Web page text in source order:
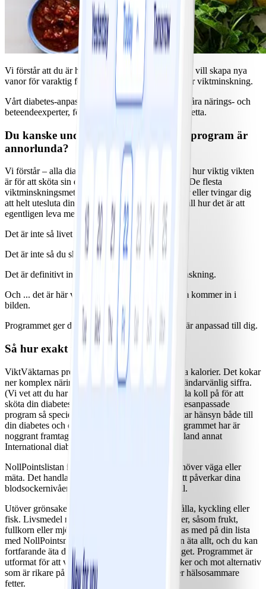
Vi förstår att du är här för att nå dina hälsomål. Du vill skapa nya
vanor för varaktig förändring. Du vill ha en hållbar viktminskning.
Vårt diabetes-anpassade program är utformat av våra närings- och
beteendeexperter, för att hjälpa dig att uppnå allt detta.
Du kanske undrar på vilket sätt detta program är
annorlunda?
Vi förstår – alla diabetiker får höra samma råd om hur viktig vikten
är för att sköta sin diabetes. Men saken är denna: De flesta
viktminskningsmetoder, som innebär strikta dieter eller tvingar dig
att helt utesluta dina favoriträtter, tar inte hänsyn till hur det är att
egentligen leva med diabetes.
Det är inte så livet ser ut i verkligheten.
Det är inte så du skapar varaktiga vanor.
Det är definitivt inte så du uppnår hållbar viktminskning.
Och ... det är här vårt diabetesanpassade program kommer in i
bilden.
Programmet ger dig en viktminskningsplan som är anpassad till dig.
Så hur exakt fungerar det?
ViktVäktarnas program gör mer än att bara räkna kalorier. Det kokar
ner komplex näringsinformation till en enda användarvänlig siffra.
(Vi vet att du har tillräckligt många siffror att hålla koll på för att
sköta din diabetes.) Men det som gör vårt diabetesanpassade
program så speciellt är vår NollPointslista, som tar hänsyn både till
din diabetes och dina unika kostpreferenser. Programmet har är
noggrant framtaget för diabetiker och stöds av bland annat
International diabetes federation.
NollPointslistan innehåller produkter du inte behöver väga eller
mäta. Det handlar om livsmedel som inte lika lätt påverkar dina
blodsockernivåer. Du kan äta dem så ofta du vill.
Utöver grönsaker kan din NollPointslista innehålla, kyckling eller
fisk. Livsmedel med en högre halt av kolhydrater, såsom frukt,
fullkorn eller mjölkprodukter, kommer inte finnas med på din lista
med NollPointsmat. Och det är okej. För du kan äta allt, och du kan
fortfarande äta dem genom att använda din budget. Programmet är
utformat för att vägleda dig bort från tillsatt socker och mot alternativ
som är rikare på fiber och protein och innehåller hälsosammare
fetter.